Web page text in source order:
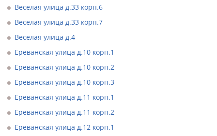
Веселая улица д.33 корп.6
Веселая улица д.33 корп.7
Веселая улица д.4
Ереванская улица д.10 корп.1
Ереванская улица д.10 корп.2
Ереванская улица д.10 корп.3
Ереванская улица д.11 корп.1
Ереванская улица д.11 корп.2
Ереванская улица д.12 корп.1